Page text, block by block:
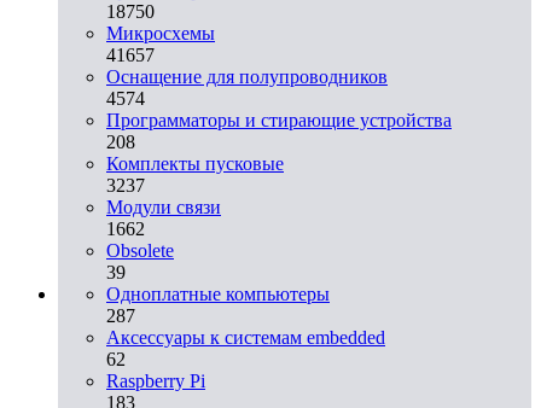
18750
Микросхемы
41657
Оснащение для полупроводников
4574
Программаторы и стирающие устройства
208
Комплекты пусковые
3237
Модули связи
1662
Obsolete
39
Одноплатные компьютеры
287
Аксессуары к системам embedded
62
Raspberry Pi
183